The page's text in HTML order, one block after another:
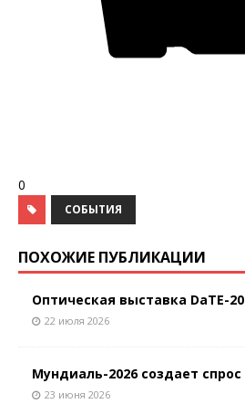
0
СОБЫТИЯ
ПОХОЖИЕ ПУБЛИКАЦИИ
Оптическая выставка DaTE-
22 июля 2026
Мундиаль-2026 создает
23 июня 2026